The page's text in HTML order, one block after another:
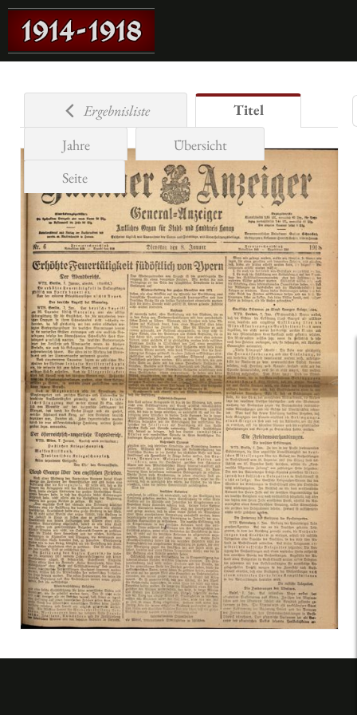
Ergebnisliste
Titel
Jahre
Übersicht
Seite